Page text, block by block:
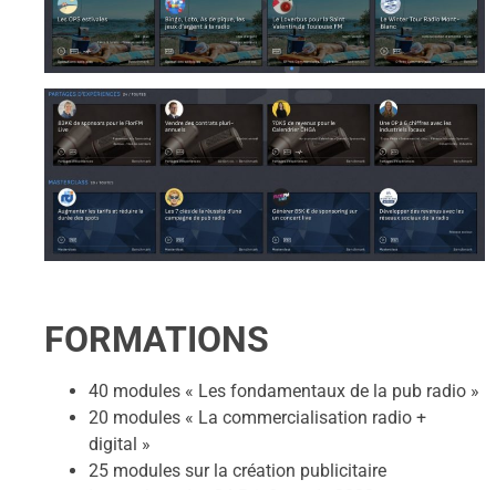
FORMATIONS
40 modules « Les fondamentaux de la pub radio »
20 modules « La commercialisation radio +
digital »
25 modules sur la création publicitaire